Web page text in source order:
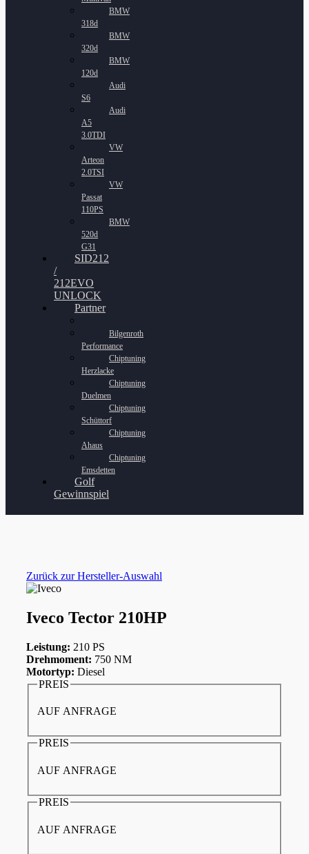
BMW
318d
BMW
320d
BMW
120d
Audi
S6
Audi
A5
3.0TDI
VW
Arteon
2.0TSI
VW
Passat
110PS
BMW
520d
G31
SID212
/
212EVO
UNLOCK
Partner
Bilgenroth
Performance
Chiptuning
Herzlacke
Chiptuning
Duelmen
Chiptuning
Schüttorf
Chiptuning
Ahaus
Chiptuning
Emsdetten
Golf
Gewinnspiel
Zurück zur Hersteller-Auswahl
Iveco Tector 210HP
Leistung: 210 PS
Drehmoment: 750 NM
Motortyp: Diesel
PREIS
AUF ANFRAGE
PREIS
AUF ANFRAGE
PREIS
AUF ANFRAGE